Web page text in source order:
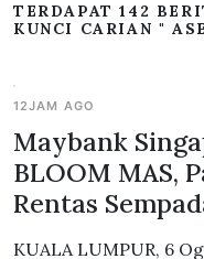
TERDAPAT 142
KUNCI CARIAN "
12JAM AGO
Maybank
BLOOM MAS,
Rentas
KUALA LUMPUR, 6